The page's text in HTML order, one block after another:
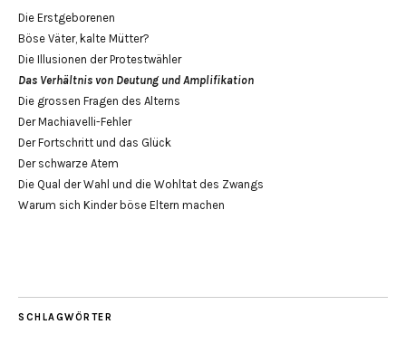
Die Erstgeborenen
Böse Väter, kalte Mütter?
Die Illusionen der Protestwähler
Das Verhältnis von Deutung und Amplifikation
Die grossen Fragen des Alterns
Der Machiavelli-Fehler
Der Fortschritt und das Glück
Der schwarze Atem
Die Qual der Wahl und die Wohltat des Zwangs
Warum sich Kinder böse Eltern machen
SCHLAGWÖRTER